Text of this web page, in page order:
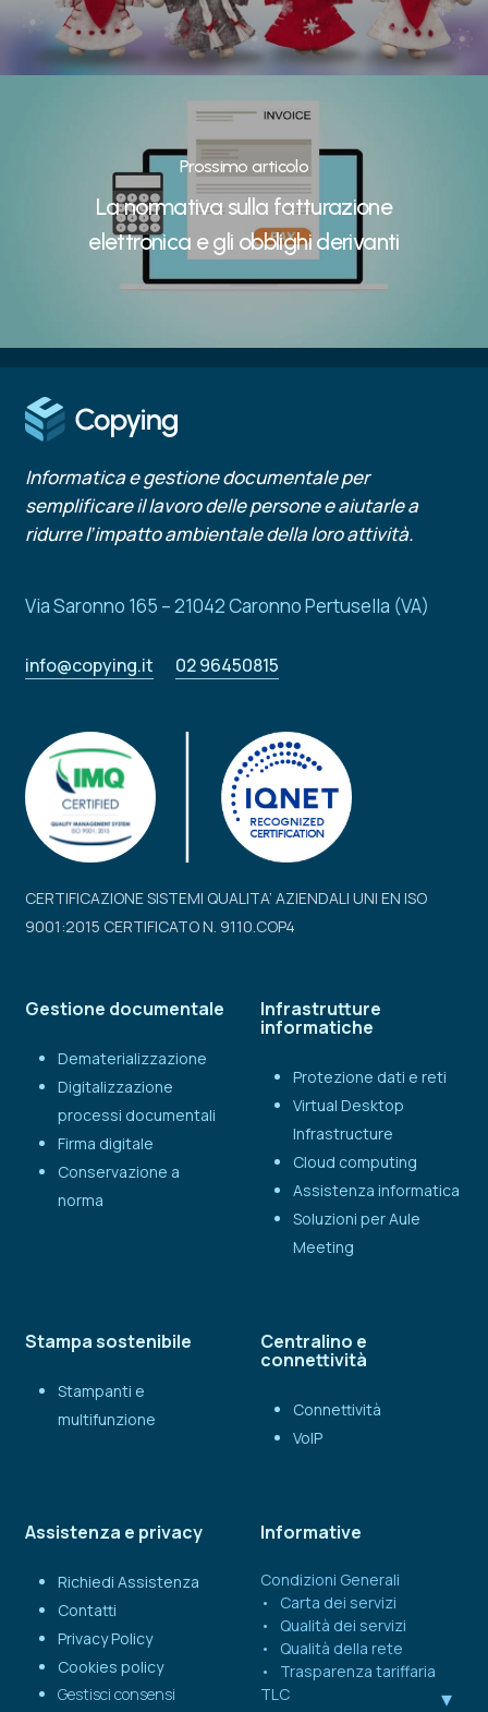
Prossimo articolo
La normativa sulla fatturazione
elettronica e gli obblighi derivanti
Informatica e gestione documentale per
semplificare il lavoro delle persone e aiutarle a
ridurre l’impatto ambientale della loro attività.
Via Saronno 165 – 21042 Caronno Pertusella (VA)
info@copying.it 02 96450815
CERTIFICAZIONE SISTEMI QUALITA’ AZIENDALI UNI EN ISO
9001:2015 CERTIFICATO N. 9110.COP4
Gestione documentale
Dematerializzazione
Digitalizzazione
processi documentali
Firma digitale
Conservazione a
norma
Infrastrutture
informatiche
Protezione dati e reti
Virtual Desktop
Infrastructure
Cloud computing
Assistenza informatica
Soluzioni per Aule
Meeting
Stampa sostenibile
Stampanti e
multifunzione
Centralino e
connettività
Connettività
VoIP
Assistenza e privacy
Richiedi Assistenza
Contatti
Privacy Policy
Cookies policy
Gestisci consensi
Informative
Condizioni Generali
Carta dei servizi
Qualità dei servizi
Qualità della rete
Trasparenza tariffaria
TLC